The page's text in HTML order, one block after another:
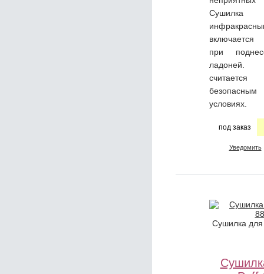
включается
при
ладоней.
условиях.
под заказ
Уведомить
Сушилка